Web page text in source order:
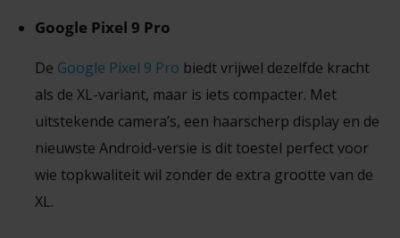
Google Pixel 9 Pro
De Google Pixel 9 Pro biedt vrijwel dezelfde kracht
als de XL-variant, maar is iets compacter. Met
uitstekende camera’s, een haarscherp display en de
nieuwste Android-versie is dit toestel perfect voor
wie topkwaliteit wil zonder de extra grootte van de
XL.